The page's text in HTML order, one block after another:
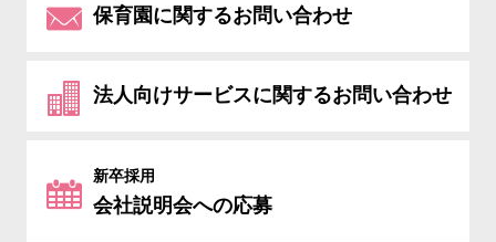
保育園に関するお問い合わせ
法人向けサービスに関するお問い合わせ
新卒採用
会社説明会への応募